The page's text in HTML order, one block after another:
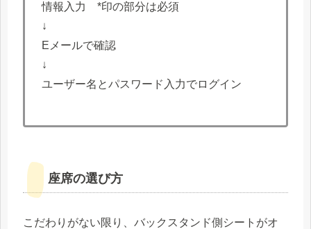
情報入力 *印の部分は必須
↓
Eメールで確認
↓
ユーザー名とパスワード入力でログイン
座席の選び方
こだわりがない限り、バックスタンド側シートがオ